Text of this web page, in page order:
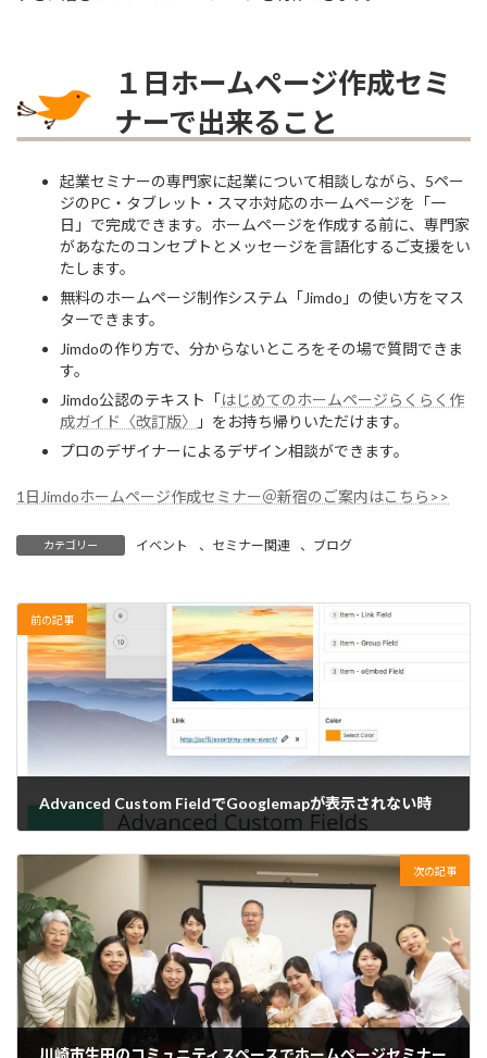
１日ホームページ作成セミ
ナーで出来ること
起業セミナーの専門家に起業について相談しながら、5ペー
ジのPC・タブレット・スマホ対応のホームページを「一
日」で完成できます。ホームページを作成する前に、専門家
があなたのコンセプトとメッセージを言語化するご支援をい
たします。
無料のホームページ制作システム「Jimdo」の使い方をマス
ターできます。
Jimdoの作り方で、分からないところをその場で質問できま
す。
Jimdo公認のテキスト「はじめてのホームページらくらく作
成ガイド〈改訂版〉
」をお持ち帰りいただけます。
プロのデザイナーによるデザイン相談ができます。
1日Jimdoホームページ作成セミナー＠新宿のご案内はこちら>>
カテゴリー イベント 、 セミナー関連 、 ブログ
前の記事
Advanced Custom FieldでGooglemapが表示されない時
次の記事